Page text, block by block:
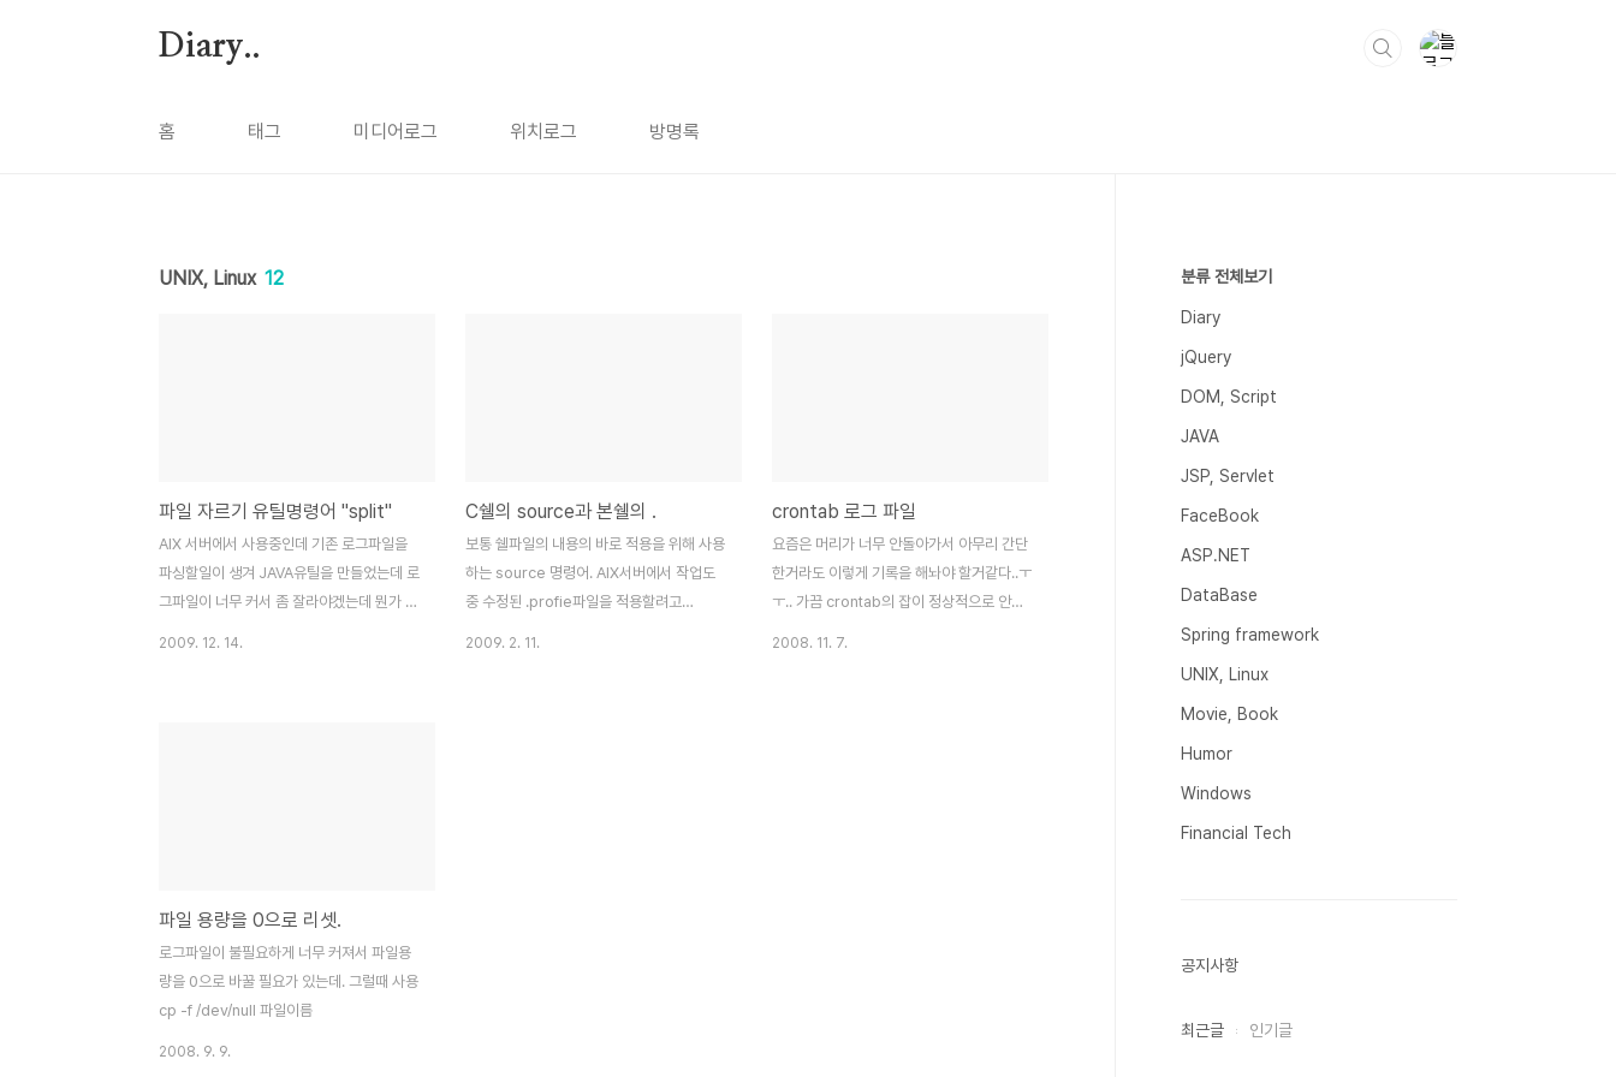
Diary..
홈 태그 미디어로그 위치로그 방명록
UNIX, Linux 12
파일 자르기 유틸명령어 "split"
AIX 서버에서 사용중인데 기존 로그파일을
파싱할일이 생겨 JAVA유틸을 만들었는데 로
그파일이 너무 커서 좀 잘라야겠는데 뭔가 방
된다. split -l 10000 2009121..
2009. 12. 14.
C쉘의 source과 본쉘의 .
보통 쉘파일의 내용의 바로 적용을 위해 사용
하는 source 명령어. AIX서버에서 작업도
중 수정된 .profie파일을 적용할려고
2009. 2. 11.
crontab 로그 파일
요즘은 머리가 너무 안돌아가서 아무리 간단
한거라도 이렇게 기록을 해놔야 할거같다..ㅜ
ㅜ.. 가끔 crontab의 잡이 정상적으로 안돌
2008. 11. 7.
파일 용량을 0으로 리셋.
로그파일이 불필요하게 너무 커져서 파일용
량을 0으로 바꿀 필요가 있는데. 그럴때 사용
cp -f /dev/null 파일이름
2008. 9. 9.
분류 전체보기
Diary
jQuery
DOM, Script
JAVA
JSP, Servlet
FaceBook
ASP.NET
DataBase
Spring framework
UNIX, Linux
Movie, Book
Humor
Windows
Financial Tech
공지사항
최근글 인기글